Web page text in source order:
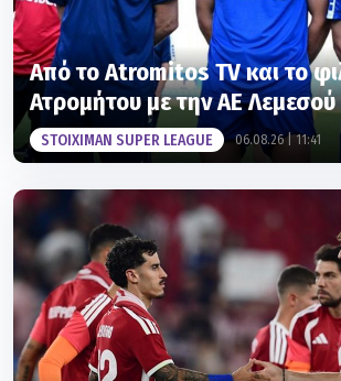
Από το Atromitos TV και το
Ατρομήτου με την ΑΕ Λεμεσού
STOIXIMAN SUPER LEAGUE 06.08.26 | 11:41